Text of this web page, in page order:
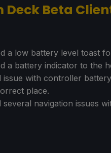
Deck Beta
a low battery level toast
a battery indicator to the
issue with controller
place.
several navigation issues